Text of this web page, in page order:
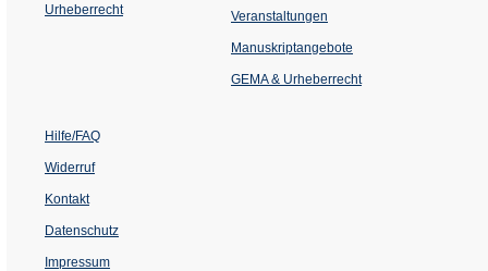
Urheberrecht Veranstaltungen
einem
Tab)
Manuskriptangebote
GEMA & Urheberrecht
Hilfe/FAQ
Widerruf
Kontakt
Datenschutz
Impressum